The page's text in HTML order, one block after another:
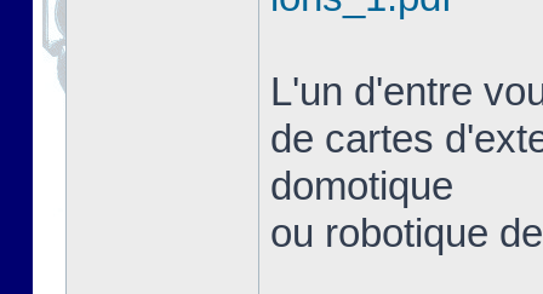
L'un d'entre
de cartes
domotique
ou robotique